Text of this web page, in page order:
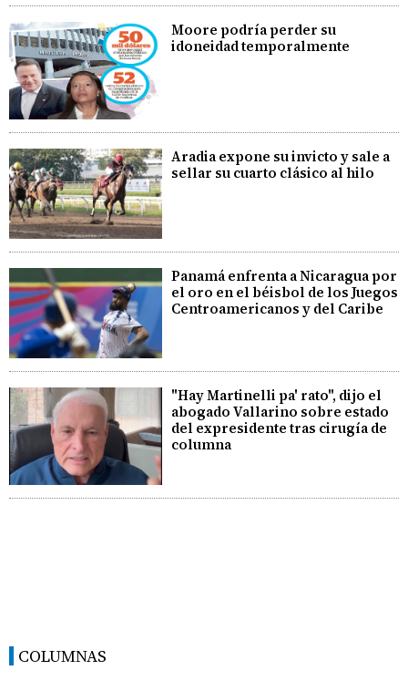
Moore podría perder su
idoneidad temporalmente
Aradia expone su invicto y sale a
sellar su cuarto clásico al hilo
Panamá enfrenta a Nicaragua por
el oro en el béisbol de los Juegos
Centroamericanos y del Caribe
"Hay Martinelli pa' rato", dijo el
abogado Vallarino sobre estado
del expresidente tras cirugía de
columna
COLUMNAS